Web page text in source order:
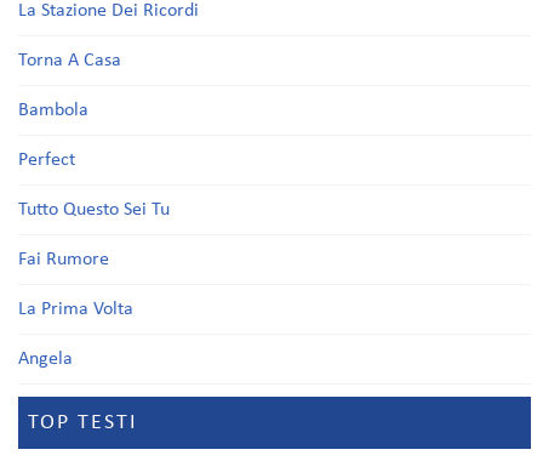
La Stazione Dei Ricordi
Torna A Casa
Bambola
Perfect
Tutto Questo Sei Tu
Fai Rumore
La Prima Volta
Angela
TOP TESTI